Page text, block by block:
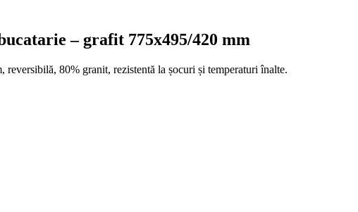
– grafit 775x495/420 mm
80% granit, rezistentă la șocuri și temperaturi înalte.